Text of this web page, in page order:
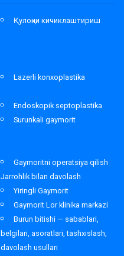
Қулоқни кичиклаштириш
Lazerli konxoplastika
Endoskopik septoplastika
Surunkali gaymorit
Gaymoritni operatsiya qilish
Jarrohlik bilan davolash
Yiringli Gaymorit
Gaymorit Lor klinika markazi
Burun bitishi — sabablari,
belgilari, asoratlari, tashxislash,
davolash usullari